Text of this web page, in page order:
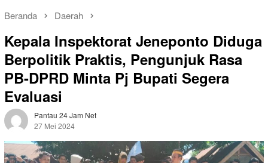
Beranda Daerah
Kepala Inspektorat Jeneponto Diduga
Berpolitik Praktis, Pengunjuk Rasa
PB-DPRD Minta Pj Bupati Segera
Evaluasi
Pantau 24 Jam Net
27 Mei 2024